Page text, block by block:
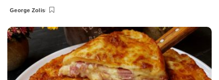
Posted
George Zolis